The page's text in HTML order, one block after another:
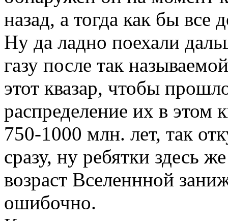
назад, а тогда как бы
Ну да ладно поехали
газу после так
этот квазар, чтобы
распределение их в этом
750-1000 млн. лет, так
сразу, ну ребятки здесь
возраст Вселеннной
ошибочно.